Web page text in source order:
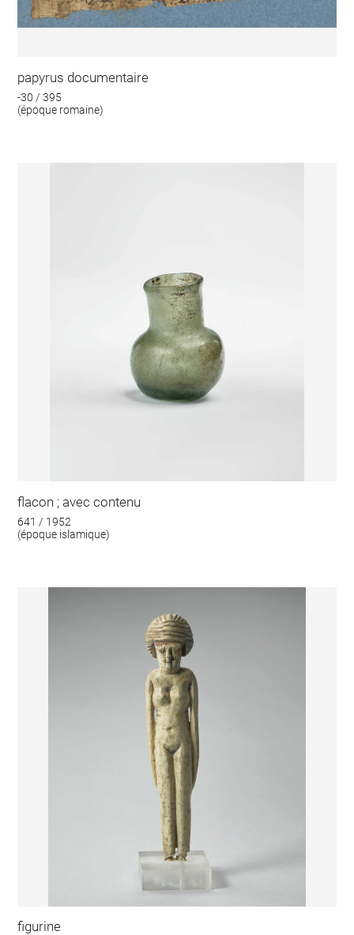
papyrus documentaire
-30 / 395
(époque romaine)
flacon ; avec contenu
641 / 1952
(époque islamique)
figurine